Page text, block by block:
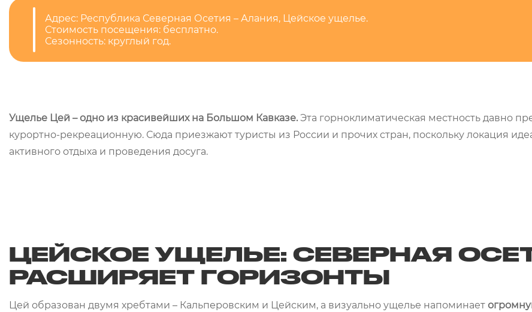
Адрес: Республика Северная Осетия – Алания, Цейское ущелье.
Стоимость посещения: бесплатно.
Сезонность: круглый год.
Ущелье Цей – одно из красивейших на Большом Кавказе. Эта горноклиматическая местность давно
курортно-рекреационную. Сюда приезжают туристы из России и прочих стран, поскольку локация
активного отдыха и проведения досуга.
ЦЕЙСКОЕ УЩЕЛЬЕ: СЕВЕРНАЯ
РАСШИРЯЕТ ГОРИЗОНТЫ
Цей образован двумя хребтами – Кальперовским и Цейским, а визуально ущелье напоминает